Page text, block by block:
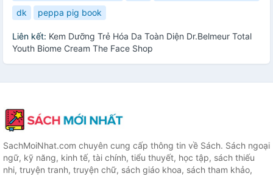
dk
peppa pig book
Liên kết: Kem Dưỡng Trẻ Hóa Da Toàn Diện Dr.Belmeur Total
Youth Biome Cream The Face Shop
SachMoiNhat.com chuyên cung cấp thông tin về Sách. Sách ngoại
ngữ, kỹ năng, kinh tế, tài chính, tiểu thuyết, học tập, sách thiếu
nhi, truyện tranh, truyện chữ, sách giáo khoa, sách tham khảo,